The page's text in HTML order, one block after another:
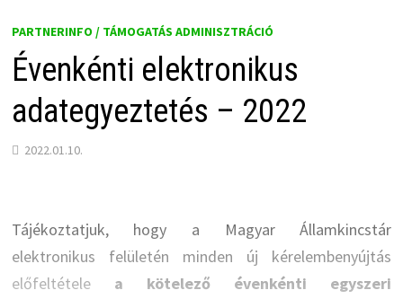
PARTNERINFO / TÁMOGATÁS ADMINISZTRÁCIÓ
Évenkénti elektronikus
adategyeztetés – 2022
2022.01.10.
Tájékoztatjuk, hogy a Magyar Államkincstár
elektronikus felületén minden új kérelembenyújtás
előfeltétele a kötelező évenkénti egyszeri